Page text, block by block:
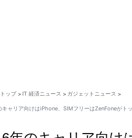
ップ > IT 経済ニュース > ガジェットニュース >
キャリア向けはiPhone、SIMフリーはZenFoneがト